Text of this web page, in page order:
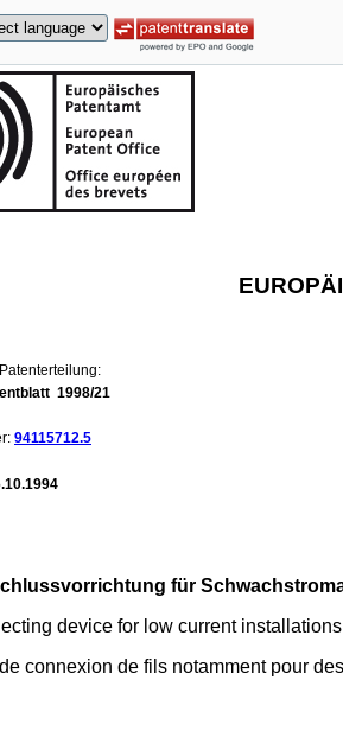
1998/21
94115712.5
für
device for low current installations
connexion de fils notamment pour